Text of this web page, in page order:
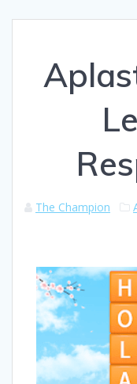
The Champion